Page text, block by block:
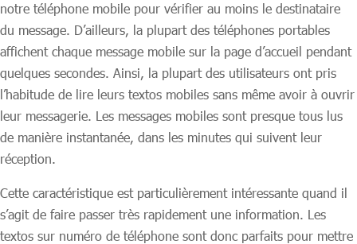
notre téléphone mobile pour vérifier au moins le destinataire
du message. D’ailleurs, la plupart des téléphones portables
affichent chaque message mobile sur la page d’accueil pendant
quelques secondes. Ainsi, la plupart des utilisateurs ont pris
l’habitude de lire leurs textos mobiles sans même avoir à ouvrir
leur messagerie. Les messages mobiles sont presque tous lus
de manière instantanée, dans les minutes qui suivent leur
réception.
Cette caractéristique est particulièrement intéressante quand il
s’agit de faire passer très rapidement une information. Les
textos sur numéro de téléphone sont donc parfaits pour mettre